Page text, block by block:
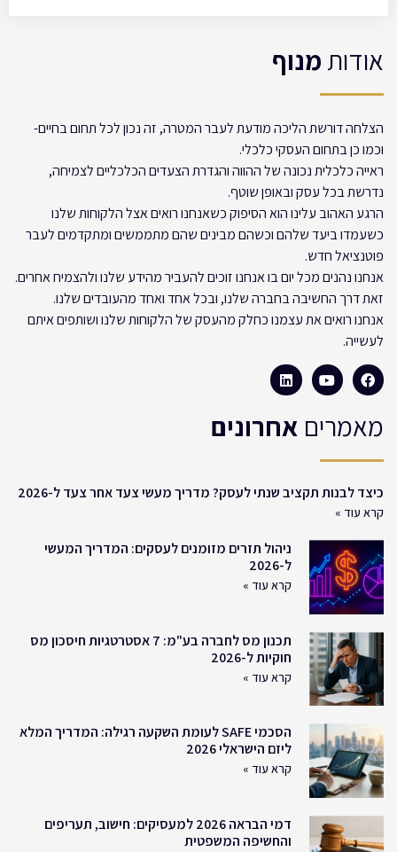
אודות מנוף
הצלחה דורשת הליכה מודעת לעבר המטרה, זה נכון לכל תחום בחיים-
וכמו כן בתחום העסקי כלכלי.
ראייה כלכלית נכונה של ההווה והגדרת הצעדים הכלכליים לצמיחה,
נדרשת בכל עסק ובאופן שוטף.
הרגע האהוב עלינו הוא הסיפוק כשאנחנו רואים אצל הלקוחות שלנו
כשעמדו ביעד שלהם וכשהם מבינים שהם מתממשים ומתקדמים לעבר
פוטנציאל חדש.
אנחנו נהנים מכל יום בו אנחנו זוכים להעביר מהידע שלנו ולהצמיח אחרים.
זאת דרך החשיבה בחברה שלנו, ובכל אחד ואחד מהעובדים שלנו.
אנחנו רואים את עצמנו כחלק מהעסק של הלקוחות שלנו ושותפים איתם
לעשייה.
מאמרים אחרונים
כיצד לבנות תקציב שנתי לעסק? מדריך מעשי צעד אחר צעד ל-2026
קרא עוד »
ניהול תזרים מזומנים לעסקים: המדריך המעשי
ל-2026
קרא עוד »
תכנון מס לחברה בע"מ: 7 אסטרטגיות חיסכון מס
חוקיות ל-2026
קרא עוד »
הסכמי SAFE לעומת השקעה רגילה: המדריך המלא
ליזם הישראלי 2026
קרא עוד »
דמי הבראה 2026 למעסיקים: חישוב, תעריפים
והחשיפה המשפטית